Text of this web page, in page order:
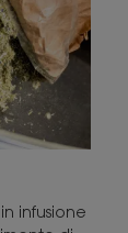
infusione